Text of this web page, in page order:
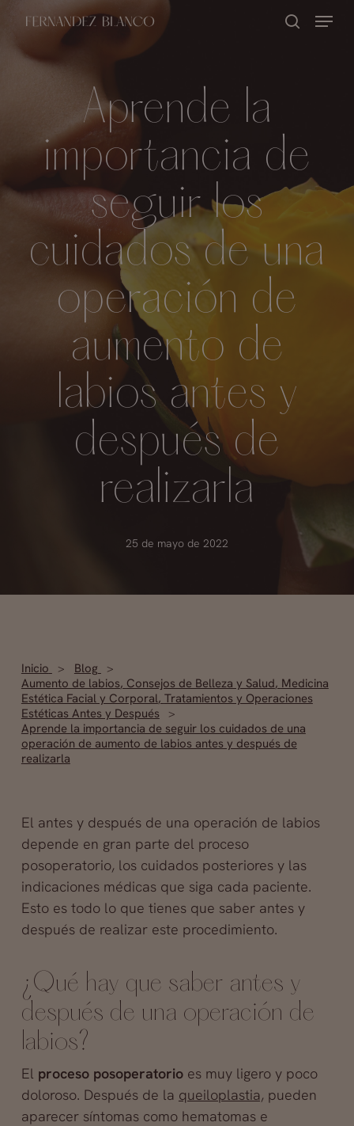
main
Menu
Aprende la
importancia de
seguir los
cuidados de una
operación de
aumento de
labios antes y
después de
realizarla
25 de mayo de 2022
Inicio
Blog
Aumento de labios, Consejos de Belleza y Salud, Medicina
Estética Facial y Corporal, Tratamientos y Operaciones
Estéticas Antes y Después
Aprende la importancia de seguir los cuidados de una
operación de aumento de labios antes y después de
realizarla
El antes y después de una operación de labios
depende en gran parte del proceso
posoperatorio, los cuidados posteriores y las
indicaciones médicas que siga cada paciente.
Esto es todo lo que tienes que saber antes y
después de realizar este procedimiento.
¿Qué hay que saber antes y
después de una operación de
labios?
El proceso posoperatorioes muy ligero y poco
doloroso. Después de la queiloplastia,pueden
aparecer síntomas como hematomas e